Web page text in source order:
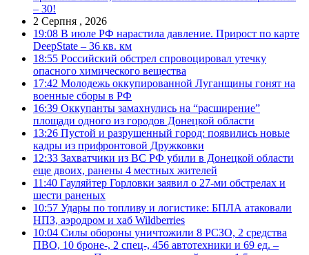
– 30!
2 Серпня , 2026
19:08 В июле РФ нарастила давление. Прирост по карте
DeepState – 36 кв. км
18:55 Российский обстрел спровоцировал утечку
опасного химического вещества
17:42 Молодежь оккупированной Луганщины гонят на
военные сборы в РФ
16:39 Оккупанты замахнулись на “расширение”
площади одного из городов Донецкой области
13:26 Пустой и разрушенный город: появились новые
кадры из прифронтовой Дружковки
12:33 Захватчики из ВС РФ убили в Донецкой области
еще двоих, ранены 4 местных жителей
11:40 Гауляйтер Горловки заявил о 27-ми обстрелах и
шести раненых
10:57 Удары по топливу и логистике: БПЛА атаковали
НПЗ, аэродром и хаб Wildberries
10:04 Силы обороны уничтожили 8 РСЗО, 2 средства
ПВО, 10 броне-, 2 спец-, 456 автотехники и 69 ед. –